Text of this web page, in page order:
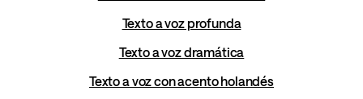
Texto a voz profunda
Texto a voz dramática
Texto a voz con acento holandés